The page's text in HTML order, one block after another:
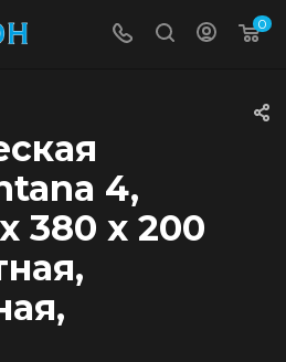
0
4,
380 x 200